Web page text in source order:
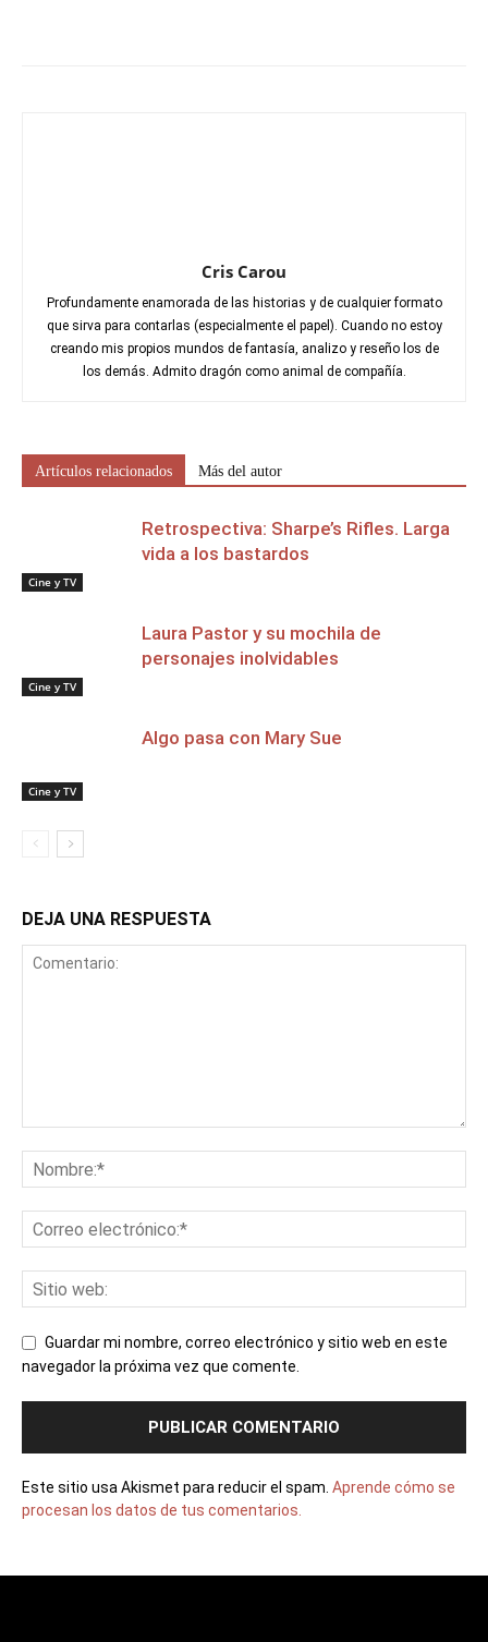
Cris Carou
Profundamente enamorada de las historias y de cualquier formato
que sirva para contarlas (especialmente el papel). Cuando no estoy
creando mis propios mundos de fantasía, analizo y reseño los de
los demás. Admito dragón como animal de compañía.
Artículos relacionados Más del autor
Cine y TV
Retrospectiva: Sharpe’s Rifles. Larga
vida a los bastardos
Cine y TV
Laura Pastor y su mochila de
personajes inolvidables
Cine y TV
Algo pasa con Mary Sue
DEJA UNA RESPUESTA
Guardar mi nombre, correo electrónico y sitio web en este
navegador la próxima vez que comente.
Este sitio usa Akismet para reducir el spam. Aprende cómo se
procesan los datos de tus comentarios.